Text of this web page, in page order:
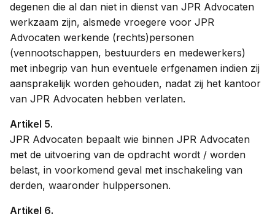
degenen die al dan niet in dienst van JPR Advocaten
werkzaam zijn, alsmede vroegere voor JPR
Advocaten werkende (rechts)personen
(vennootschappen, bestuurders en medewerkers)
met inbegrip van hun eventuele erfgenamen indien zij
aansprakelijk worden gehouden, nadat zij het kantoor
van JPR Advocaten hebben verlaten.
Artikel 5.
JPR Advocaten bepaalt wie binnen JPR Advocaten
met de uitvoering van de opdracht wordt / worden
belast, in voorkomend geval met inschakeling van
derden, waaronder hulppersonen.
Artikel 6.